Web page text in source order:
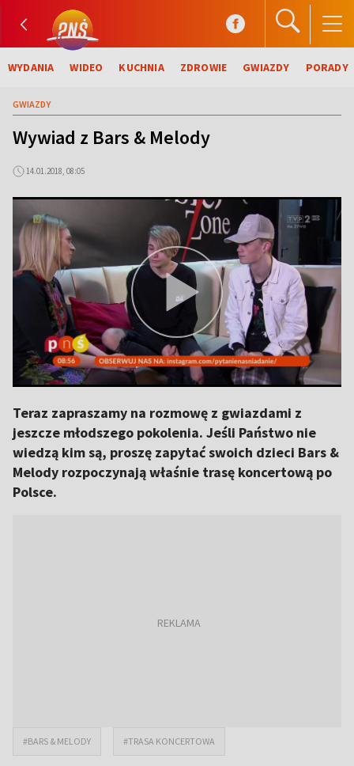
WYDANIA WIDEO KUCHNIA ZDROWIE GWIAZDY PORADY
GWIAZDY
Wywiad z Bars & Melody
14.01.2018, 08:05
Teraz zapraszamy na rozmowę z gwiazdami z
jeszcze młodszego pokolenia. Jeśli Państwo nie
wiedzą kim są, proszę zapytać swoich dzieci Bars &
Melody rozpoczynają właśnie trasę koncertową po
Polsce.
#BARS & MELODY #TRASA KONCERTOWA